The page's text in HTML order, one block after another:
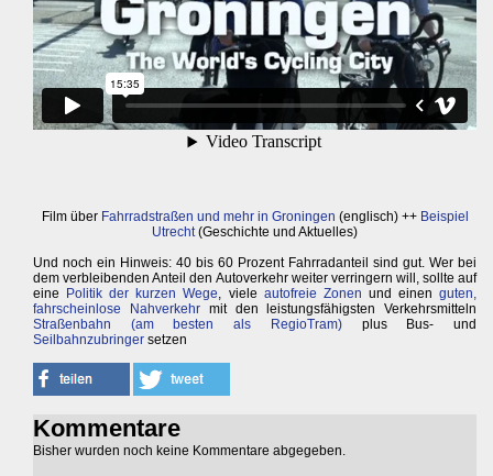
Film über Fahrradstraßen und mehr in Groningen (englisch) ++ Beispiel
Utrecht(Geschichte und Aktuelles)
Und noch ein Hinweis: 40 bis 60 Prozent Fahrradanteil sind gut. Wer bei
dem verbleibenden Anteil den Autoverkehr weiter verringern will, sollte auf
eine
Politik der kurzen Wege, viele autofreie Zonen und einenguten,
fahrscheinlose Nahverkehrmit den leistungsfähigsten Verkehrsmitteln
Straßenbahn (am besten als RegioTram)plus Bus- und
Seilbahnzubringer setzen
Kommentare
Bisher wurden noch keine Kommentare abgegeben.